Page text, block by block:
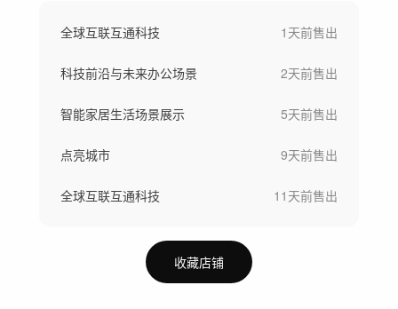
全球互联互通科技 1天前售出
科技前沿与未来办公场景 2天前售出
智能家居生活场景展示 5天前售出
点亮城市 9天前售出
全球互联互通科技 11天前售出
收藏店铺